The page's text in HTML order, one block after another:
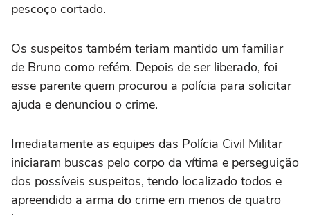
pescoço cortado.
Os suspeitos também teriam mantido um familiar
de Bruno como refém. Depois de ser liberado, foi
esse parente quem procurou a polícia para solicitar
ajuda e denunciou o crime.
Imediatamente as equipes das Polícia Civil Militar
iniciaram buscas pelo corpo da vítima e perseguição
dos possíveis suspeitos, tendo localizado todos e
apreendido a arma do crime em menos de quatro